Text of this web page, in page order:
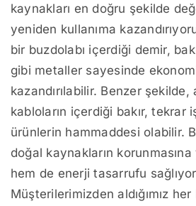
kaynakları en doğru şekilde
yeniden kullanıma
bir buzdolabı içerdiği demir,
gibi metaller sayesinde
kazandırılabilir. Benzer şekilde,
kabloların içerdiği bakır, tekrar
ürünlerin hammaddesi olabilir.
doğal kaynakların korunmasına
hem de enerji tasarrufu
Müşterilerimizden aldığımız